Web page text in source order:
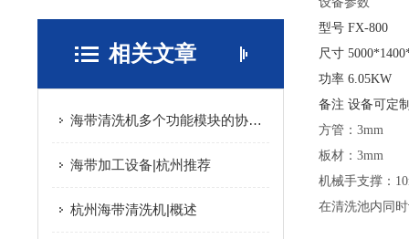
相关文章
海带清洗机多个功能模块的协同优化与食品级安全设计分享
海带加工设备|杭州推荐
杭州海带清洗机|概述
型号 FX-800
尺寸
功率 6.05KW
备注 设备可定
方管：3mm
板材：3mm
机械手支撑：
在清洗池内同